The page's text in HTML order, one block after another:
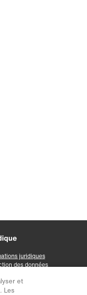
et
Les